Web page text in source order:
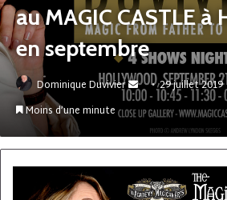
au MAGIC CASTLE
en septembre
Dominique Duvivier
Envoyer
un
courriel
29 juillet 2019
Moins d’une minute